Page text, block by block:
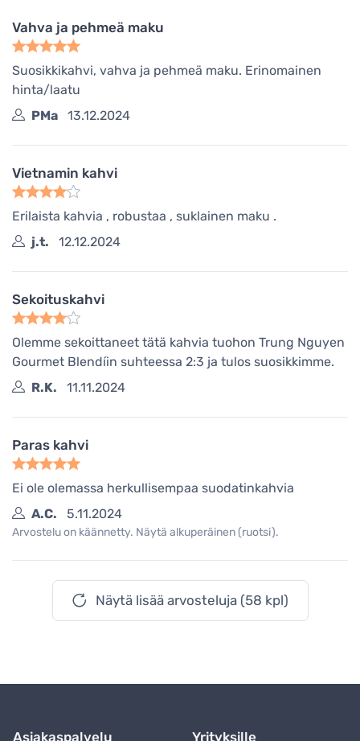
Vahva ja pehmeä maku
Suosikkikahvi, vahva ja pehmeä maku. Erinomainen
hinta/laatu
PMa
13.12.2024
Vietnamin kahvi
Erilaista kahvia , robustaa , suklainen maku .
j.t.
12.12.2024
Sekoituskahvi
Olemme sekoittaneet tätä kahvia tuohon Trung Nguyen
Gourmet Blendíin suhteessa 2:3 ja tulos suosikkimme.
R.K.
11.11.2024
Paras kahvi
Ei ole olemassa herkullisempaa suodatinkahvia
A.C.
5.11.2024
Arvostelu on käännetty. Näytä alkuperäinen (ruotsi).
Näytä lisää arvosteluja (58 kpl)
Asiakaspalvelu Yrityksille